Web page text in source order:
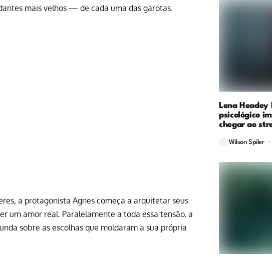
mais velhos — de cada uma das garotas.
a protagonista Agnes começa a arquitetar seus
um amor real. Paralelamente a toda essa tensão, a
sobre as escolhas que moldaram a sua própria
Lena
psicológico
chegar ao
Wilson Spiler